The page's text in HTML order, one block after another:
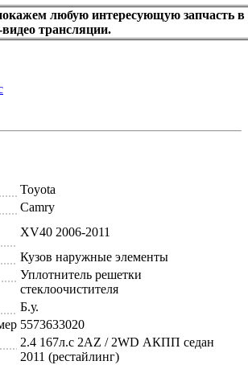
любую интересующую запчасть в
трансляции.
Toyota
Camry
XV40 2006-2011
Кузов наружные элементы
Уплотнитель решетки
стеклоочистителя
Б.у.
5573633020
2.4 167л.с 2AZ / 2WD АКПП седан
2011 (рестайлинг)